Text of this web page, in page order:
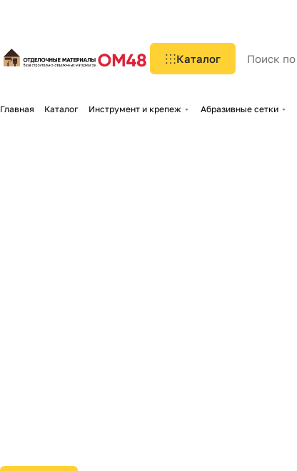
Каталог
Главная Каталог Инструмент и крепеж Абразивные сетки